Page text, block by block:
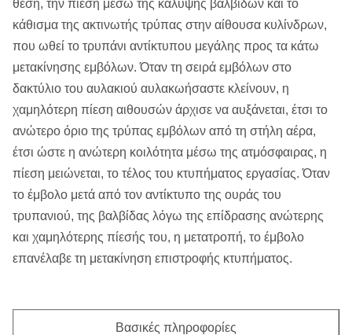
θέση, την πίεση μέσω της κάλυψης βαλβίδων και το
κάθισμα της ακτινωτής τρύπας στην αίθουσα κυλίνδρων,
που ωθεί το τρυπάνι αντίκτυπου μεγάλης προς τα κάτω
μετακίνησης εμβόλων. Όταν τη σειρά εμβόλων στο
δακτύλιο του αυλακιού αυλακωήσαστε κλείνουν, η
χαμηλότερη πίεση αιθουσών άρχισε να αυξάνεται, έτσι το
ανώτερο όριο της τρύπας εμβόλων από τη στήλη αέρα,
έτσι ώστε η ανώτερη κοιλότητα μέσω της ατμόσφαιρας, η
πίεση μειώνεται, το τέλος του κτυπήματος εργασίας. Όταν
το έμβολο μετά από τον αντίκτυπο της ουράς του
τρυπανιού, της βαλβίδας λόγω της επίδρασης ανώτερης
και χαμηλότερης πίεσής του, η μετατροπή, το έμβολο
επανέλαβε τη μετακίνηση επιστροφής κτυπήματος.
Βασικές πληροφορίες